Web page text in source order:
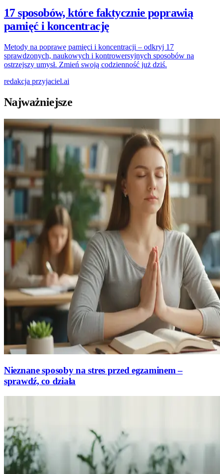
17 sposobów, które faktycznie poprawią
pamięć i koncentrację
Metody na poprawę pamięci i koncentracji – odkryj 17
sprawdzonych, naukowych i kontrowersyjnych sposobów na
ostrzejszy umysł. Zmień swoją codzienność już dziś.
redakcja przyjaciel.ai
Najważniejsze
Nieznane sposoby na stres przed egzaminem –
sprawdź, co działa